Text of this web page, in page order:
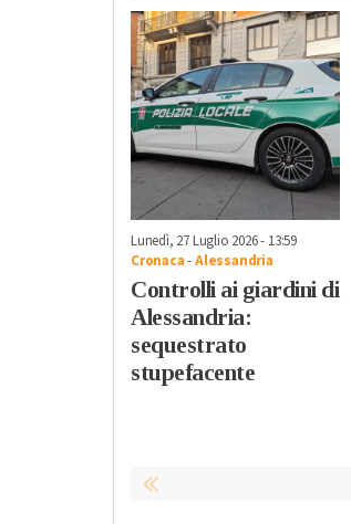
Lunedì, 27 Luglio 2026 - 13:59
Cronaca-Alessandria
Controlli ai giardini di
Alessandria:
sequestrato
stupefacente